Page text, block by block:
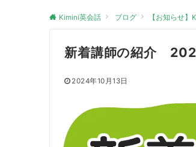
Kimini英会話 ブログ 【お知らせ
新着講師の紹介
2024年10月13日